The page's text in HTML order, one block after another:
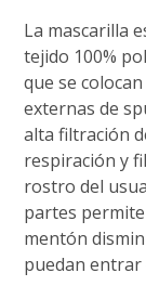
La mascarilla
tejido 100%
que se
externas de
alta filtración
respiración y
rostro del
partes
mentón
puedan entrar